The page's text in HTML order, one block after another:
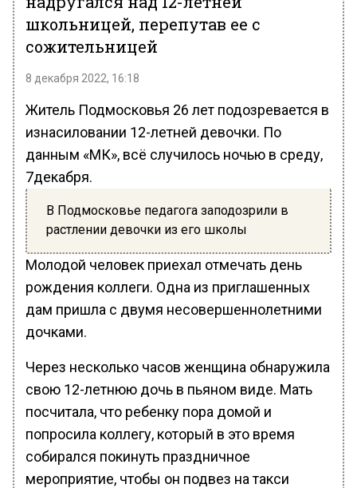
школьницей, перепутав ее с
сожительницей
8 декабря 2022, 16:18
Житель Подмосковья 26 лет подозревается в
изнасиловании 12-летней девочки. По
данным «МК», всё случилось ночью в среду,
7декабря.
В Подмосковье педагога заподозрили в
растлении девочки из его школы
Молодой человек приехал отмечать день
рождения коллеги. Одна из приглашенных
дам пришла с двумя несовершеннолетними
дочками.
Через несколько часов женщина обнаружила
свою 12-летнюю дочь в пьяном виде. Мать
посчитала, что ребенку пора домой и
попросила коллегу, который в это время
собирался покинуть праздничное
мероприятие, чтобы он подвез на такси